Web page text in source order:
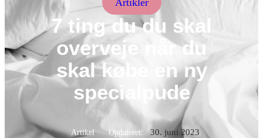
Artikler
7 ting du du skal
overveje når du
skal købe en ny
specialpude
Artikel Opdateret: 30. juni 2023